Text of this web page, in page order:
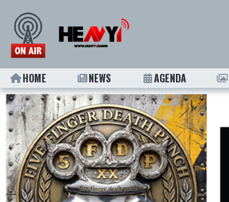
HOME NEWS AGENDA